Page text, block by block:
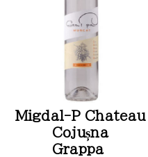
非加熱 はちみつ
無添加 ジャム
無添加 野菜瓶詰食品
オーガニックオイル
オリジナルギフト
ワインギフト
ワインギフト（セット）
Migdal-P Chateau
Cojușna
Grappa